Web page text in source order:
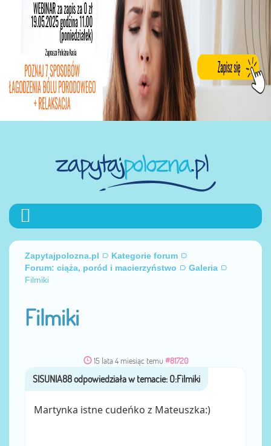
Zapytajpolozna.pl
Kategorie forum
Forum: ciąża, poród i macierzyństwo
Galeria
Filmiki
Filmiki
15 lata 4 miesiąc temu #81720
przezSISUNIA88
Martynka istne cudeńko z Mateuszka:)